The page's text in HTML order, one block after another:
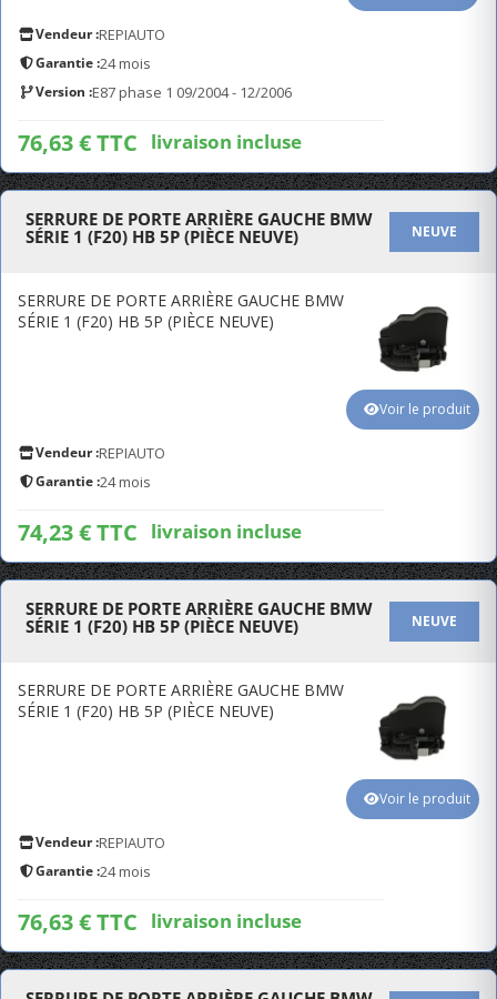
Vendeur :REPIAUTO
Garantie :24 mois
Version :E87 phase 1 09/2004 - 12/2006
76,63 € TTC livraison incluse
SERRURE DE PORTE ARRIÈRE GAUCHE BMW
SÉRIE 1 (F20) HB 5P (PIÈCE NEUVE)
NEUVE
SERRURE DE PORTE ARRIÈRE GAUCHE BMW
SÉRIE 1 (F20) HB 5P (PIÈCE NEUVE)
Vendeur :REPIAUTO
Garantie :24 mois
74,23 € TTC livraison incluse
Voir le produit
SERRURE DE PORTE ARRIÈRE GAUCHE BMW
SÉRIE 1 (F20) HB 5P (PIÈCE NEUVE)
NEUVE
SERRURE DE PORTE ARRIÈRE GAUCHE BMW
SÉRIE 1 (F20) HB 5P (PIÈCE NEUVE)
Vendeur :REPIAUTO
Garantie :24 mois
76,63 € TTC livraison incluse
Voir le produit